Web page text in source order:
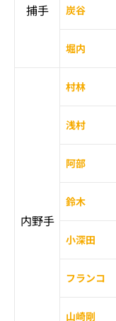
捕手 炭谷
堀内
内野手
村林
浅村
阿部
鈴木
小深田
フランコ
山崎剛